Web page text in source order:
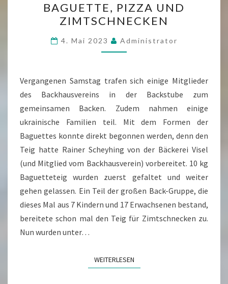
PIZZA
UND
ZIMTSCHNECKEN
BAGUETTE, PIZZA UND
ZIMTSCHNECKEN
4. Mai 2023 Administrator
Vergangenen Samstag trafen sich einige Mitglieder
des Backhausvereins in der Backstube zum
gemeinsamen Backen. Zudem nahmen einige
ukrainische Familien teil. Mit dem Formen der
Baguettes konnte direkt begonnen werden, denn den
Teig hatte Rainer Scheyhing von der Bäckerei Visel
(und Mitglied vom Backhausverein) vorbereitet. 10 kg
Baguetteteig wurden zuerst gefaltet und weiter
gehen gelassen. Ein Teil der großen Back-Gruppe, die
dieses Mal aus 7 Kindern und 17 Erwachsenen bestand,
bereitete schon mal den Teig für Zimtschnecken zu.
Nun wurden unter…
WEITERLESENWEITERLESEN